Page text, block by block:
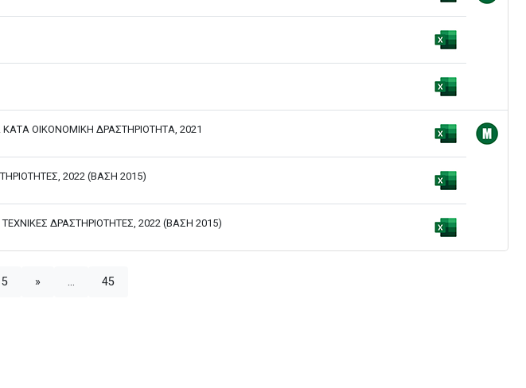
ΟΙΚΟΝΟΜΙΚΗ ΔΡΑΣΤΗΡΙΟΤΗΤΑ, 2021
2022 (ΒΑΣΗ 2015)
ΔΡΑΣΤΗΡΙΟΤΗΤΕΣ, 2022 (ΒΑΣΗ 2015)
5 » ... 45